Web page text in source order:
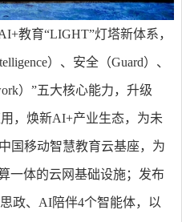
教育“LIGHT”灯塔新体系，
）、安全（Guard）、
）”五大核心能力，升级
，焕新AI+产业生态，为未
国移动智慧教育云基座，为
一体的云网基础设施；发布
政、AI陪伴4个智能体，以